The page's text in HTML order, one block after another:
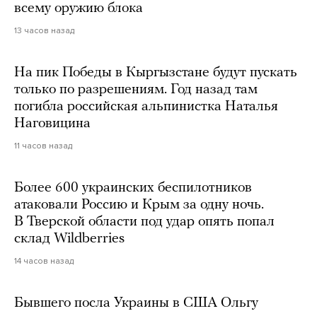
всему оружию блока
13 часов назад
На пик Победы в Кыргызстане будут пускать
только по разрешениям. Год назад там
погибла российская альпинистка Наталья
Наговицина
11 часов назад
Более 600 украинских беспилотников
атаковали Россию и Крым за одну ночь.
В Тверской области под удар опять попал
склад Wildberries
14 часов назад
Бывшего посла Украины в США Ольгу